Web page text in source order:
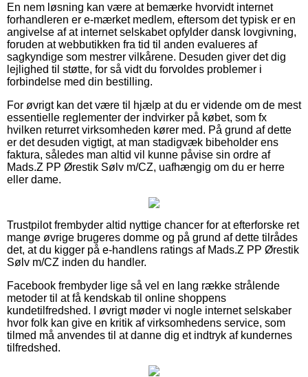
En nem løsning kan være at bemærke hvorvidt internet
forhandleren er e-mærket medlem, eftersom det typisk er en
angivelse af at internet selskabet opfylder dansk lovgivning,
foruden at webbutikken fra tid til anden evalueres af
sagkyndige som mestrer vilkårene. Desuden giver det dig
lejlighed til støtte, for så vidt du forvoldes problemer i
forbindelse med din bestilling.
For øvrigt kan det være til hjælp at du er vidende om de mest
essentielle reglementer der indvirker på købet, som fx
hvilken returret virksomheden kører med. På grund af dette
er det desuden vigtigt, at man stadigvæk bibeholder ens
faktura, således man altid vil kunne påvise sin ordre af
Mads.Z PP Ørestik Sølv m/CZ, uafhængig om du er herre
eller dame.
Trustpilot frembyder altid nyttige chancer for at efterforske ret
mange øvrige brugeres domme og på grund af dette tilrådes
det, at du kigger på e-handlens ratings af Mads.Z PP Ørestik
Sølv m/CZ inden du handler.
Facebook frembyder lige så vel en lang række strålende
metoder til at få kendskab til online shoppens
kundetilfredshed. I øvrigt møder vi nogle internet selskaber
hvor folk kan give en kritik af virksomhedens service, som
tilmed må anvendes til at danne dig et indtryk af kundernes
tilfredshed.